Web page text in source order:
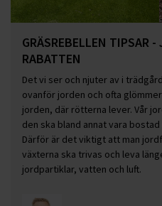
GRÄSREBELLEN TIPSAR
RABATTEN
Det vi ser och njuter av i
ovanför jorden och ofta
jorden, där rötterna lever. Vår
den ska bland annat vara
Därför är det viktigt att man
växterna ska trivas och leva
jordpartiklar, vatten och luft.